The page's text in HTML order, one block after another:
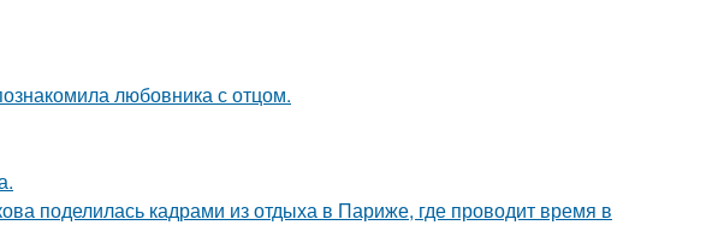
любовника с отцом.
поделилась кадрами из отдыха в Париже, где проводит время в